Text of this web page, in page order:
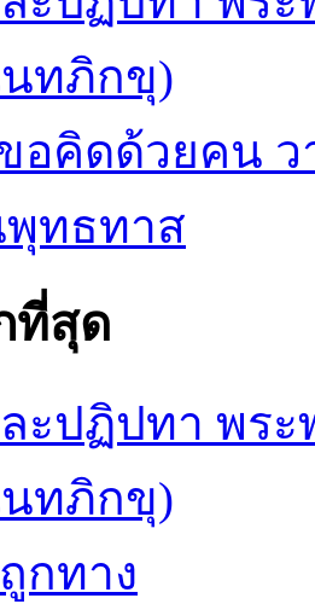
ทภิกขุ)
อคิดด้วยคน
ทธทาส
ที่สุด
ะปฏิปทา พร
ทภิกขุ)
กทาง